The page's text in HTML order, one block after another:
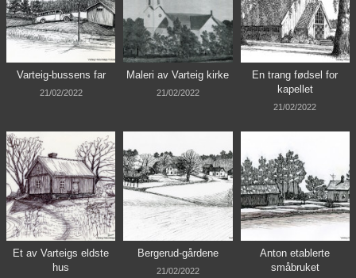
Varteig-bussens far
21/02/2022
Maleri av Varteig kirke
21/02/2022
En trang fødsel for
kapellet
21/02/2022
Et av Varteigs eldste
hus
Bergerud-gårdene
21/02/2022
Anton etablerte
småbruket